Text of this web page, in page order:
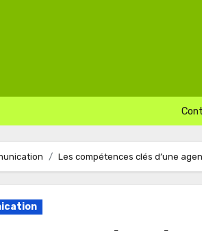
Les compétences clés d’une